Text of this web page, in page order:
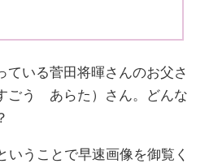
ている菅田将暉さんのお父さ
ごう あらた）さん。どんな
いうことで早速画像を御覧く